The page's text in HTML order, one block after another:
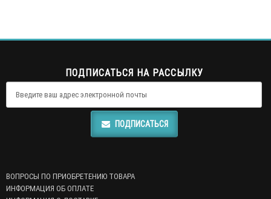
ПОДПИСАТЬСЯ НА РАССЫЛКУ
ПОДПИСАТЬСЯ
ВОПРОСЫ ПО ПРИОБРЕТЕНИЮ ТОВАРА
ИНФОРМАЦИЯ ОБ ОПЛАТЕ